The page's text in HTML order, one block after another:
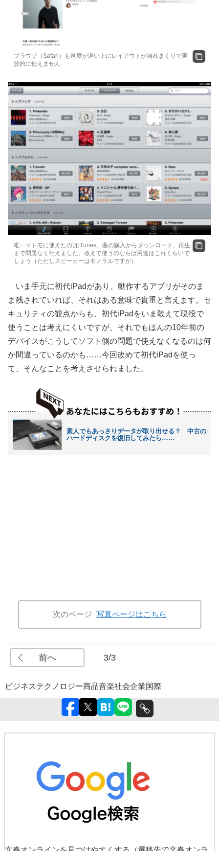
ブラウザ（Safari）も速度が遅い上にレイアウトが崩れまくりで実
質的に使えません
唯一マトモに使えたのはiTunes。曲の購入からダウンロード、再生
まで問題なく行えました。敢えて使うのならば用途はこれくらいで
しょう（ただしスピーカーはモノラルですが）
いま手元に初代iPadがあり、動作するアプリがそのま
ま残されていれば、それはある意味で貴重と言えます。セ
キュリティの観点からも、初代iPadをいま敢えて現役で
使うことは考えにくいですが、それでもほんの10年前の
デバイスがこうしてソフト側の問題で使えなくなるのは何
か間違っているのかも……今回改めて初代iPadを使っ
て、そんなことを考えさせられました。
素人でもあっさりデータが取り出せる？ 中古の
ハードディスクを復旧してみたら……
次のページ 写真ページはこちら
前へ 3/3
ビジネステクノロジー商品音楽社会企業国際